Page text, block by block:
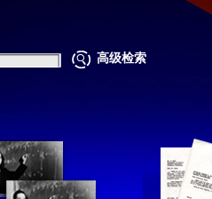
高级检索